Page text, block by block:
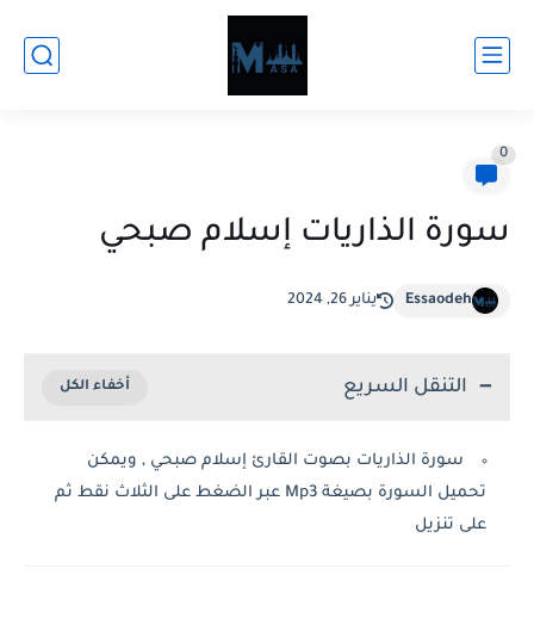
0
سورة الذاريات إسلام صبحي
Essaodeh يناير 26, 2024
التنقل السريع
سورة الذاريات بصوت القارئ إسلام صبحي , ويمكن
تحميل السورة بصيغة Mp3 عبر الضغط على الثلاث نقط ثم
على تنزيل